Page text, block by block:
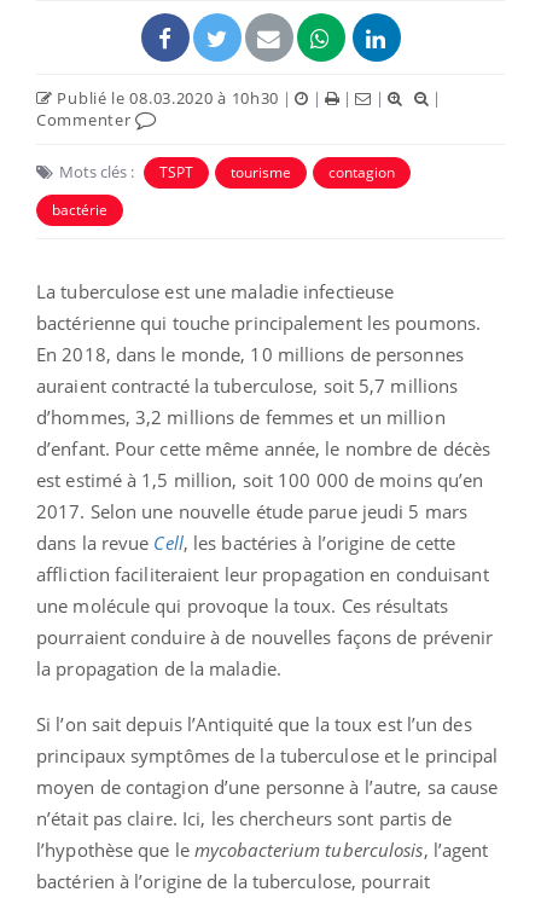
Publié le 08.03.2020 à 10h30 | | | |
|
Commenter
Mots clés : TSPT tourisme
contagion
bactérie
La tuberculose est une maladie infectieuse
bactérienne qui touche principalement les poumons.
En 2018, dans le monde, 10 millions de personnes
auraient contracté la tuberculose, soit 5,7 millions
d’hommes, 3,2 millions de femmes et un million
d’enfant. Pour cette même année, le nombre de décès
est estimé à 1,5 million, soit 100 000 de moins qu’en
2017. Selon une nouvelle étude parue jeudi 5 mars
dans la revue Cell, les bactéries à l’origine de cette
affliction faciliteraient leur propagation en conduisant
une molécule qui provoque la toux. Ces résultats
pourraient conduire à de nouvelles façons de prévenir
la propagation de la maladie.
Si l’on sait depuis l’Antiquité que la toux est l’un des
principaux symptômes de la tuberculose et le principal
moyen de contagion d’une personne à l’autre, sa cause
n’était pas claire. Ici, les chercheurs sont partis de
l’hypothèse que le mycobacterium tuberculosis, l’agent
bactérien à l’origine de la tuberculose, pourrait